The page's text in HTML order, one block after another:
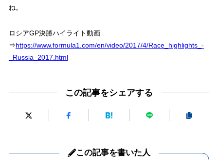
ね。
ロシアGP決勝ハイライト動画
⇒https://www.formula1.com/en/video/2017/4/Race_highlights_-
_Russia_2017.html
この記事をシェアする
この記事を書いた人